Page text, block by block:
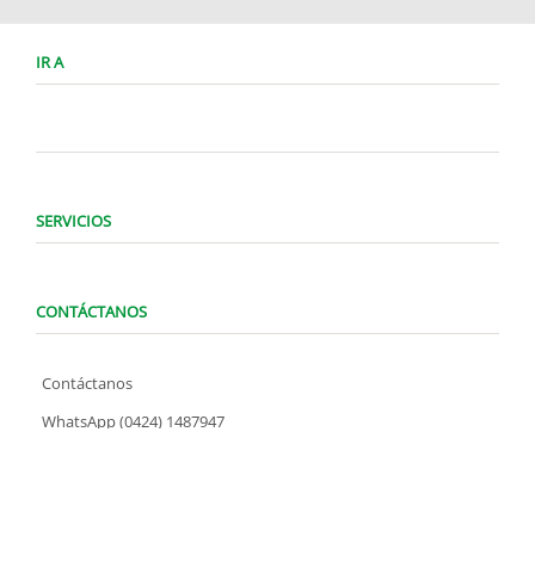
IR A
SERVICIOS
CONTÁCTANOS
Contáctanos
WhatsApp (0424) 1487947